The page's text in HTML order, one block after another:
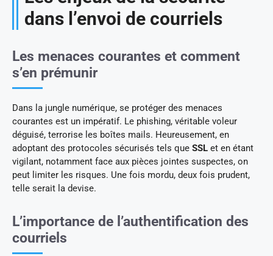
dans l’envoi de courriels
Les menaces courantes et comment
s’en prémunir
Dans la jungle numérique, se protéger des menaces
courantes est un impératif. Le phishing, véritable voleur
déguisé, terrorise les boîtes mails. Heureusement, en
adoptant des protocoles sécurisés tels que SSL et en étant
vigilant, notamment face aux pièces jointes suspectes, on
peut limiter les risques. Une fois mordu, deux fois prudent,
telle serait la devise.
L’importance de l’authentification des
courriels